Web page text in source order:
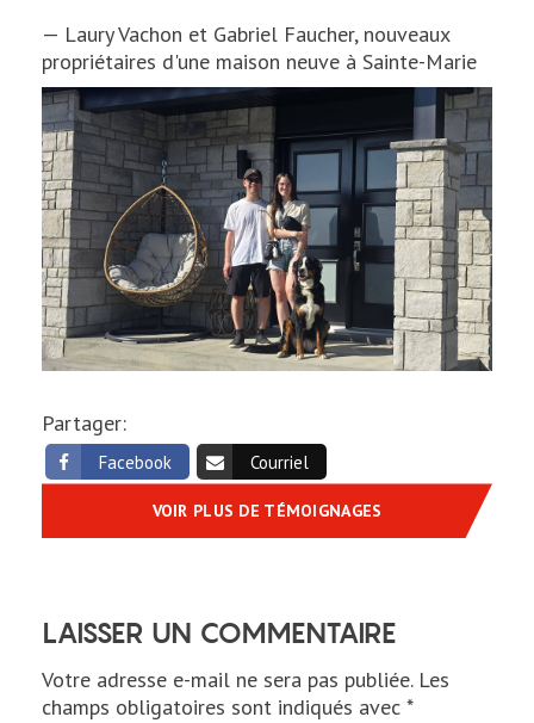
— Laury Vachon et Gabriel Faucher, nouveaux
propriétaires d'une maison neuve à Sainte-Marie
Partager:
Facebook Courriel
VOIR PLUS DE TÉMOIGNAGES
LAISSER UN COMMENTAIRE
Votre adresse e-mail ne sera pas publiée. Les
champs obligatoires sont indiqués avec *